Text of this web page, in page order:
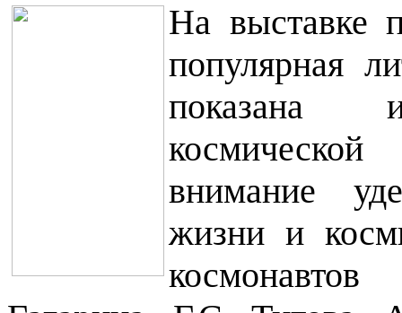
На выставке
популярная
показана
внимание
жизни и